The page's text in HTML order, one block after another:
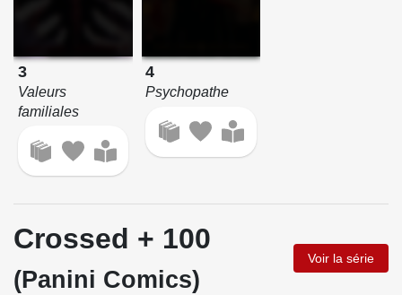
3
Valeurs
familiales
4
Psychopathe
Crossed + 100
(Panini Comics)
Voir la série